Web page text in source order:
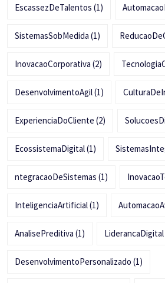
EscassezDeTalentos (1)
SistemasSobMedida (1)
InovacaoCorporativa (2)
DesenvolvimentoAgil(1)
ExperienciaDoCliente (2)
EcossistemaDigital(1)
ntegracaoDeSistemas (1)
InteligenciaArtificial(1)
AnalisePreditiva (1) LiderancaDigital
DesenvolvimentoPersonalizado (1)